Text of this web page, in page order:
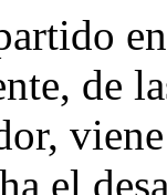
de
el